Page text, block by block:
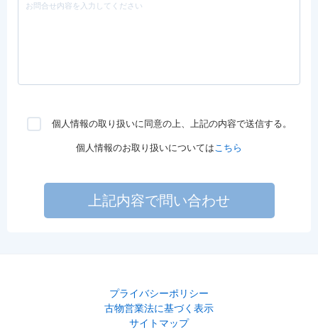
個人情報の取り扱いに同意の上、上記の内容で送信する。
個人情報のお取り扱いについてはこちら
上記内容で問い合わせ
プライバシーポリシー
古物営業法に基づく表示
サイトマップ